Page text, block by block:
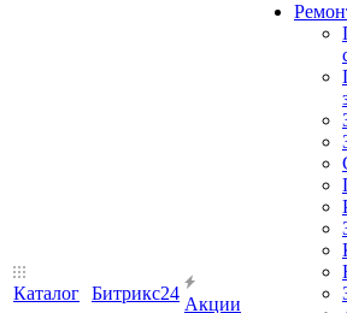
Каталог Битрикс24
Акции